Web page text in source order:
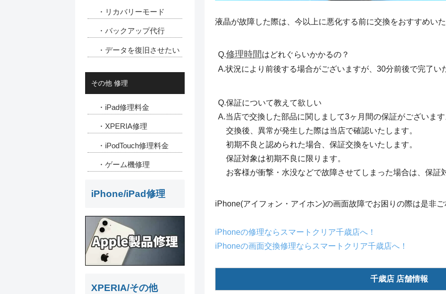
液晶が故障した際は、今以上に悪化する前に交換をおすすめい
Q.修理時間はどれぐらいかかるの？
A.状況により前後する場合がございますが、30分前後で完了い
Q.保証について教えて欲しい
A.当店で交換した部品に関しまして3ヶ月間の保証がございま
交換後、異常が発生した際は当店で確認いたします。
初期不良と認められた場合、保証交換をいたします。
保証対象は初期不良に限ります。
お客様が衝撃・水没などで故障させてしまった場合は、保証
iPhone(アイフォン・アイホン)の画面故障でお困りの際は是非
iPhoneの修理ならスマートクリア千歳店へ！
iPhoneの画面交換修理ならスマートクリア千歳店へ！
千歳店 店舗情報
・リカバリーモード
・バックアップ代行
・データを復旧させたい
その他 修理
・iPad修理料金
・XPERIA修理
・iPodTouch修理料金
・ゲーム機修理
iPhone/iPad修理
XPERIA/その他